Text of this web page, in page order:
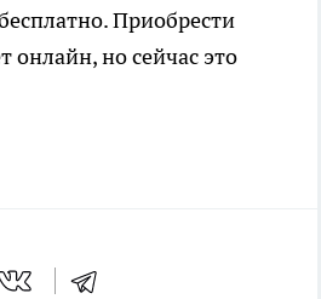
Приобрести
онлайн, но сейчас это